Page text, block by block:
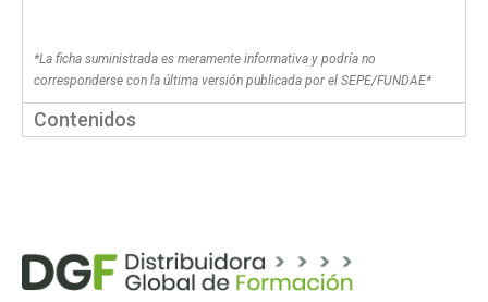
*La ficha suministrada es meramente informativa y podría no
corresponderse con la última versión publicada por el SEPE/FUNDAE*
Contenidos